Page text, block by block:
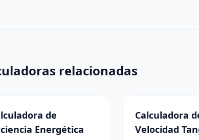
relacionadas
de
Energética
Calculadora
Velocidad